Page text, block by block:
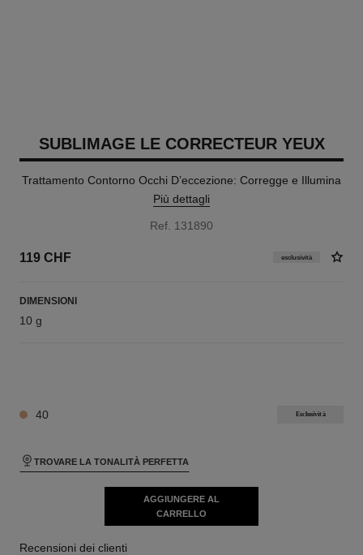
SUBLIMAGE LE CORRECTEUR YEUX
Trattamento Contorno Occhi D’eccezione: Corregge e Illumina
Più dettagli
Ref. 131890
119 CHF esclusività
DIMENSIONI
10 g
40 Esclusività
TROVARE LA TONALITÀ PERFETTA
AGGIUNGERE AL
CARRELLO
Recensioni dei clienti